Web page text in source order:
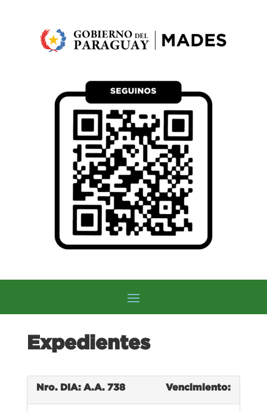
Expedientes
Nro. DIA: A.A. 738 Vencimiento: